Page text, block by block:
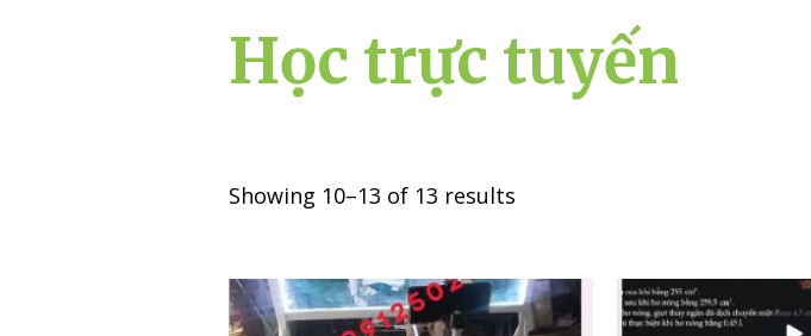
Học trực tuyến
Showing 10–13 of 13 results